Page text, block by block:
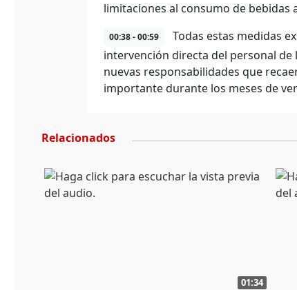
limitaciones al consumo de bebidas
00:38 - 00:59
Todas estas medidas
intervención directa del personal de
nuevas responsabilidades que
importante durante los meses de
Relacionados
01:34